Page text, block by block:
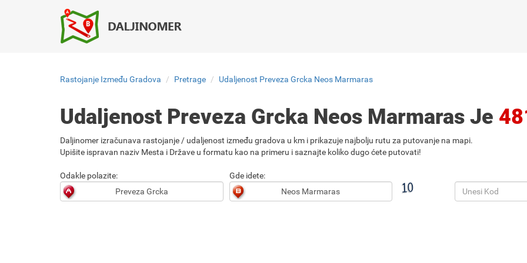
Rastojanje Između Gradova Pretrage Udaljenost Preveza Grcka Neos Marmaras
Udaljenost Preveza Grcka Neos Marmaras Je
Daljinomer izračunava rastojanje / udaljenost između gradova u km i prikazuje najbolju rutu za putovanje na mapi.
Upišite ispravan naziv Mesta i Države u formatu kao na primeru i saznajte koliko dugo ćete putovati!
Odakle polazite: Gde idete: